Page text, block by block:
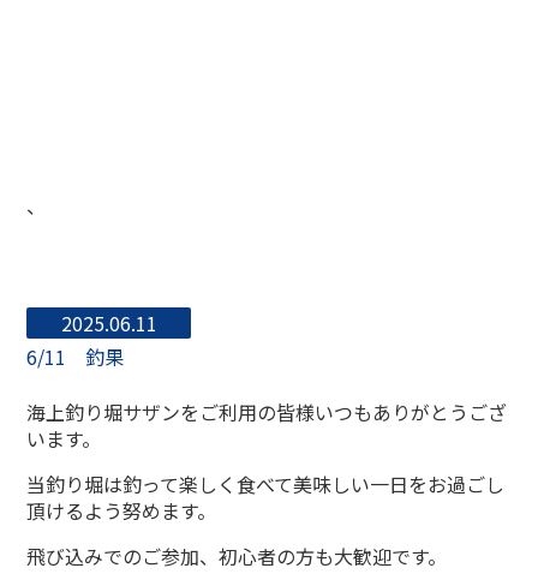
、
2025.06.11
6/11 釣果
海上釣り堀サザンをご利用の皆様いつもありがとうござ
います。
当釣り堀は釣って楽しく食べて美味しい一日をお過ごし
頂けるよう努めます。
飛び込みでのご参加、初心者の方も大歓迎です。